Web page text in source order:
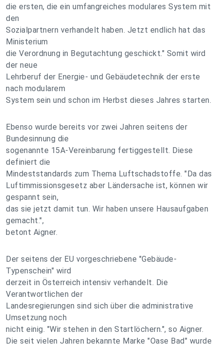
die ersten, die ein umfangreiches modulares System mit
den
Sozialpartnern verhandelt haben. Jetzt endlich hat das
Ministerium
die Verordnung in Begutachtung geschickt." Somit wird
der neue
Lehrberuf der Energie- und Gebäudetechnik der erste
nach modularem
System sein und schon im Herbst dieses Jahres starten.
Ebenso wurde bereits vor zwei Jahren seitens der
Bundesinnung die
sogenannte 15A-Vereinbarung fertiggestellt. Diese
definiert die
Mindeststandards zum Thema Luftschadstoffe. "Da das
Luftimmissionsgesetz aber Ländersache ist, können wir
gespannt sein,
das sie jetzt damit tun. Wir haben unsere Hausaufgaben
gemacht.",
betont Aigner.
Der seitens der EU vorgeschriebene "Gebäude-
Typenschein" wird
derzeit in Österreich intensiv verhandelt. Die
Verantwortlichen der
Landesregierungen sind sich über die administrative
Umsetzung noch
nicht einig. "Wir stehen in den Startlöchern.", so Aigner.
Die seit vielen Jahren bekannte Marke "Oase Bad" wurde